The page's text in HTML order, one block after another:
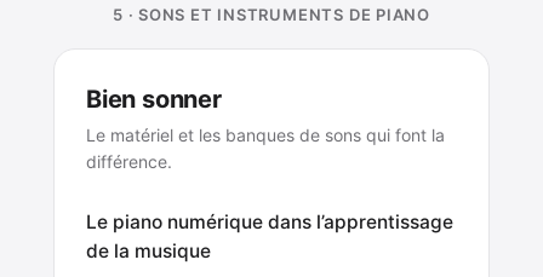
5 · SONS ET INSTRUMENTS DE PIANO
Bien sonner
Le matériel et les banques de sons qui font la
différence.
Le piano numérique dans l’apprentissage
de la musique